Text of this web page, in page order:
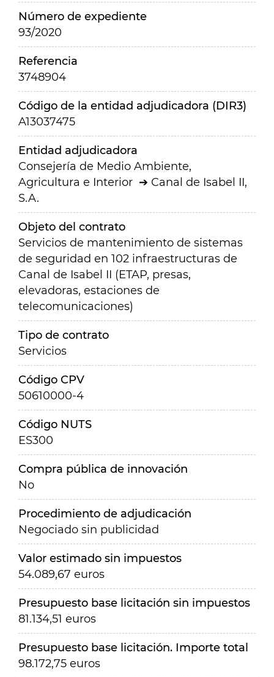
Número de expediente
93/2020
Referencia
3748904
Código de la entidad adjudicadora (DIR3)
A13037475
Entidad adjudicadora
Consejería de Medio Ambiente,
Agricultura e Interior
Canal de Isabel II,
S.A.
Objeto del contrato
Servicios de mantenimiento de sistemas
de seguridad en 102 infraestructuras de
Canal de Isabel II (ETAP, presas,
elevadoras, estaciones de
telecomunicaciones)
Tipo de contrato
Servicios
Código CPV
50610000-4
Código NUTS
ES300
Compra pública de innovación
No
Procedimiento de adjudicación
Negociado sin publicidad
Valor estimado sin impuestos
54.089,67 euros
Presupuesto base licitación sin impuestos
81.134,51 euros
Presupuesto base licitación. Importe total
98.172,75 euros